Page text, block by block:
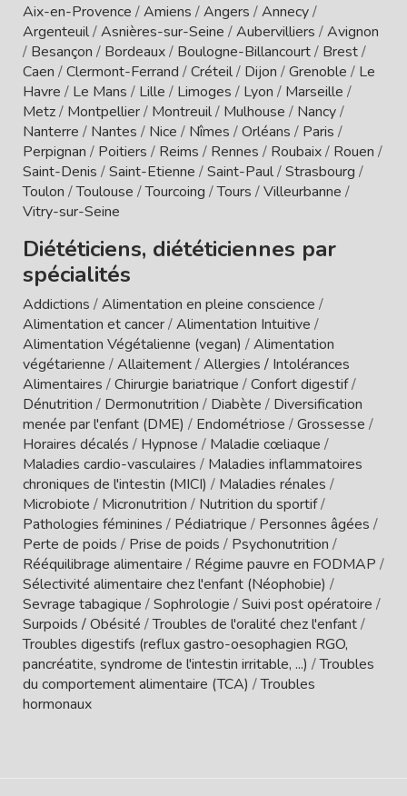
Aix-en-Provence /Amiens /Angers /Annecy/
Argenteuil/Asnières-sur-Seine /Aubervilliers /Avignon
/ Besançon / Bordeaux/ Boulogne-Billancourt/ Brest/
Caen /Clermont-Ferrand /Créteil/ Dijon /Grenoble / Le
Havre / Le Mans / Lille / Limoges / Lyon / Marseille /
Metz/ Montpellier/ Montreuil/ Mulhouse / Nancy/
Nanterre / Nantes / Nice / Nîmes /Orléans / Paris /
Perpignan / Poitiers / Reims / Rennes / Roubaix/ Rouen /
Saint-Denis /Saint-Etienne /Saint-Paul/Strasbourg /
Toulon /Toulouse /Tourcoing /Tours /Villeurbanne /
Vitry-sur-Seine
Diététiciens, diététiciennes par
spécialités
Addictions /Alimentation en pleine conscience /
Alimentation et cancer/Alimentation Intuitive /
Alimentation Végétalienne (vegan) /Alimentation
végétarienne /Allaitement/Allergies / Intolérances
Alimentaires /Chirurgie bariatrique /Confort digestif/
Dénutrition / Dermonutrition / Diabète / Diversification
menée par l'enfant (DME) / Endométriose /Grossesse /
Horaires décalés / Hypnose / Maladie cœliaque /
Maladies cardio-vasculaires / Maladies inflammatoires
chroniques de l'intestin (MICI) / Maladies rénales /
Microbiote / Micronutrition / Nutrition du sportif/
Pathologies féminines / Pédiatrique / Personnes âgées /
Perte de poids / Prise de poids / Psychonutrition /
Rééquilibrage alimentaire / Régime pauvre en FODMAP /
Sélectivité alimentaire chez l'enfant (Néophobie) /
Sevrage tabagique /Sophrologie /Suivi post opératoire /
Surpoids / Obésité /Troubles de l'oralité chez l'enfant/
Troubles digestifs (reflux gastro-oesophagien RGO,
pancréatite, syndrome de l'intestin irritable, ...) /Troubles
du comportement alimentaire (TCA) /Troubles
hormonaux